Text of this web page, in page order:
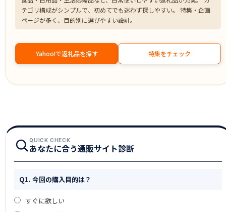
テゴリ構成がシンプルで、初めてでも迷わず探しやすい。 特集・企画
ページが多く、目的別に選びやすい設計。
Yahoo!で返礼品を探す 特集をチェック
QUICK CHECK
あなたに合う通販サイト診断
Q1. 今回の購入目的は？
すぐに欲しい